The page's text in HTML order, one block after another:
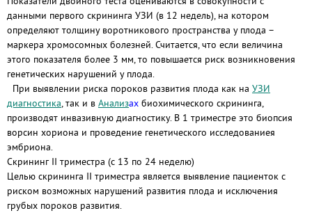
данными первого скрининга УЗИ (в 12 недель), на котором
определяют толщину воротникового пространства у плода –
маркера хромосомных болезней. Считается, что если величина
этого показателя более 3 мм, то повышается риск возникновения
генетических нарушений у плода.
При выявлении риска пороков развития плода как на УЗИ
диагностика, так и в Анализах биохимического скрининга,
производят инвазивную диагностику. В 1 триместре это биопсия
ворсин хориона и проведение генетического исследованиея
эмбриона.
Скрининг II триместра (с 13 по 24 неделю)
Целью скрининга II триместра является выявление пациенток с
риском возможных нарушений развития плода и исключения
грубых пороков развития.